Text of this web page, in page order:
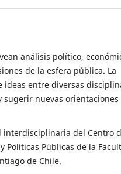
análisis político,
de la esfera pública. La
entre diversas
nuevas orientaciones
interdisciplinaria del Centro
Políticas Públicas de la
de Chile.